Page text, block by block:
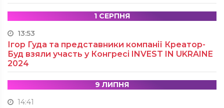
1 СЕРПНЯ
13:53
Ігор Гуда та представники компанії Креатор-
Буд взяли участь у Конгресі INVEST IN UKRAINE
2024
9 ЛИПНЯ
14:41